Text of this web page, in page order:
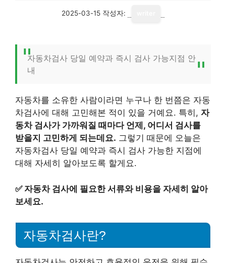
2025-03-15 작성자:
자동차검사 당일 예약과 즉시 검사 가능지점 안
내
자동차를 소유한 사람이라면 누구나 한 번쯤은 자동
차검사에 대해 고민해본 적이 있을 거예요. 특히, 자
동차 검사가 가까워질 때마다 언제, 어디서 검사를
받을지 고민하게 되는데요. 그렇기 때문에 오늘은
자동차검사 당일 예약과 즉시 검사 가능한 지점에
대해 자세히 알아보도록 할게요.
✅ 자동차 검사에 필요한 서류와 비용을 자세히 알아
보세요.
자동차검사란?